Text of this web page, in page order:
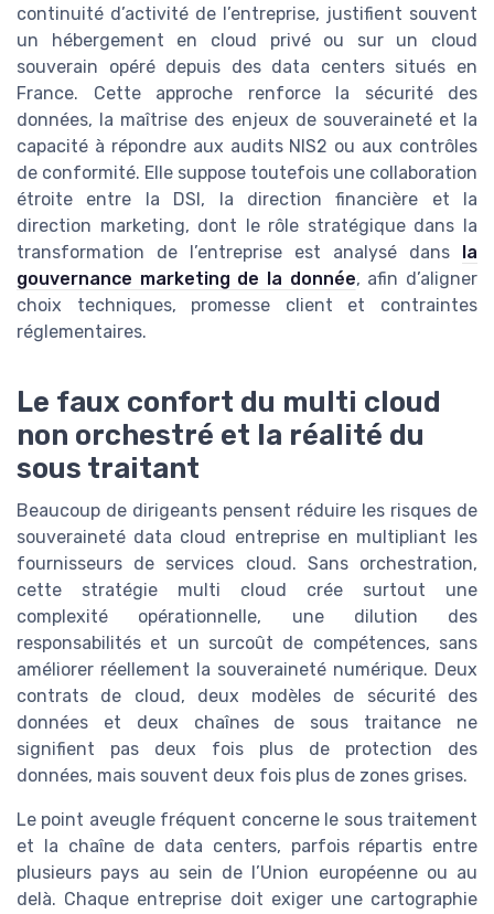
continuité d’activité de l’entreprise, justifient souvent
un hébergement en cloud privé ou sur un cloud
souverain opéré depuis des data centers situés en
France. Cette approche renforce la sécurité des
données, la maîtrise des enjeux de souveraineté et la
capacité à répondre aux audits NIS2 ou aux contrôles
de conformité. Elle suppose toutefois une collaboration
étroite entre la DSI, la direction financière et la
direction marketing, dont le rôle stratégique dans la
transformation de l’entreprise est analysé dans
la
gouvernance marketing de la donnée, afin d’aligner
choix techniques, promesse client et contraintes
réglementaires.
Le faux confort du multi cloud
non orchestré et la réalité du
sous traitant
Beaucoup de dirigeants pensent réduire les risques de
souveraineté data cloud entreprise en multipliant les
fournisseurs de services cloud. Sans orchestration,
cette stratégie multi cloud crée surtout une
complexité opérationnelle, une dilution des
responsabilités et un surcoût de compétences, sans
améliorer réellement la souveraineté numérique. Deux
contrats de cloud, deux modèles de sécurité des
données et deux chaînes de sous traitance ne
signifient pas deux fois plus de protection des
données, mais souvent deux fois plus de zones grises.
Le point aveugle fréquent concerne le sous traitement
et la chaîne de data centers, parfois répartis entre
plusieurs pays au sein de l’Union européenne ou au
delà. Chaque entreprise doit exiger une cartographie